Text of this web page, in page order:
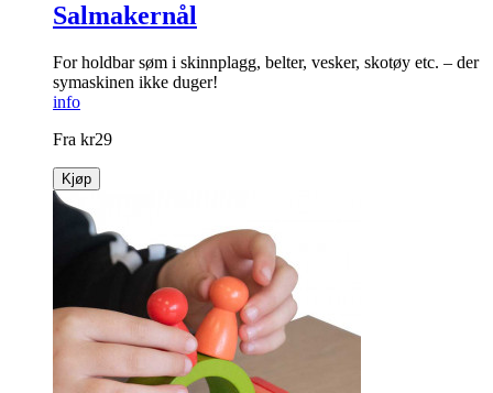
Salmakernål
For holdbar søm i skinnplagg, belter, vesker, skotøy etc. – der
symaskinen ikke duger!
info
Fra kr29
Kjøp